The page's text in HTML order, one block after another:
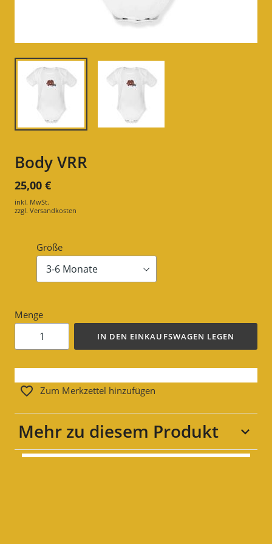
Body VRR
25,00 €
inkl. MwSt.
zzgl. Versandkosten
Größe
Menge
IN DEN EINKAUFSWAGEN LEGEN
Zum Merkzettel hinzufügen
Mehr zu diesem Produkt